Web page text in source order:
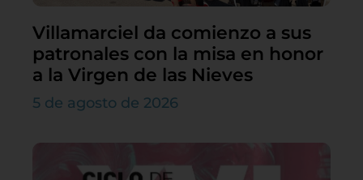
Villamarciel da comienzo a sus
patronales con la misa en honor
a la Virgen de las Nieves
5 de agosto de 2026